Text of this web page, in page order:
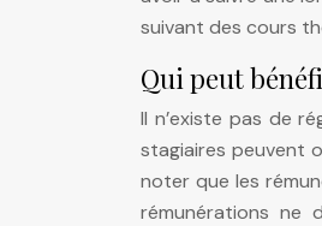
suivant des cours
Qui peut
Il n’existe pas de
stagiaires peuvent
noter que les
rémunérations ne